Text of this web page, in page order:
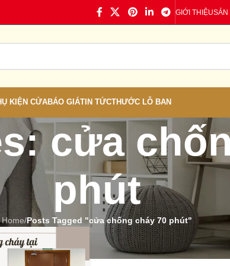
GIỚI THIỆUSẢN
KIỆN CỬABÁO GIÁTIN TỨCTHƯỚC LỖ BAN
cửa
phút
Home/Posts Tagged "cửa chống cháy 70 phút"